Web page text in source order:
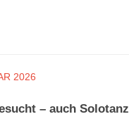
2026
– auch Solotanz